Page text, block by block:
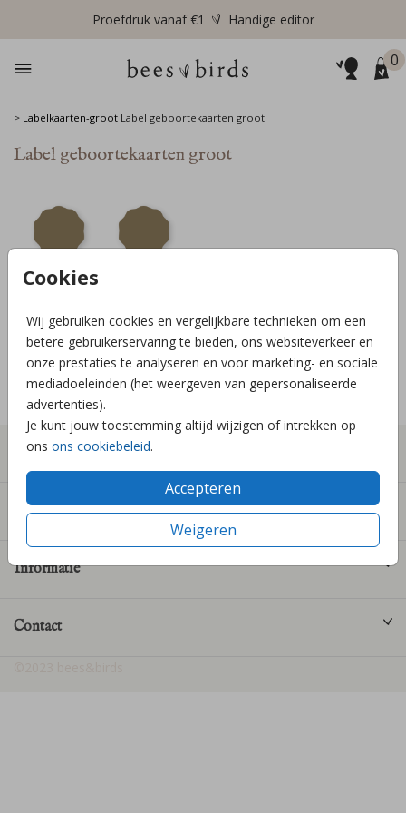
Proefdruk vanaf €1 Handige editor
0
Cookies
Wij gebruiken cookies en vergelijkbare technieken om een
betere gebruikerservaring te bieden, ons websiteverkeer en
onze prestaties te analyseren en voor marketing- en sociale
mediadoeleinden (het weergeven van gepersonaliseerde
advertenties).
Je kunt jouw toestemming altijd wijzigen of intrekken op
ons ons cookiebeleid.
Accepteren
Weigeren
> Labelkaarten-groot Label geboortekaarten groot
Label geboortekaarten groot
Geboortekaartjes
Producten
Informatie
Contact